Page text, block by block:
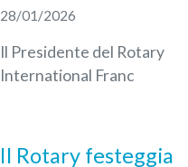
28/01/2026
Il Presidente del Rotary
International Franc
Il Rotary festeggia